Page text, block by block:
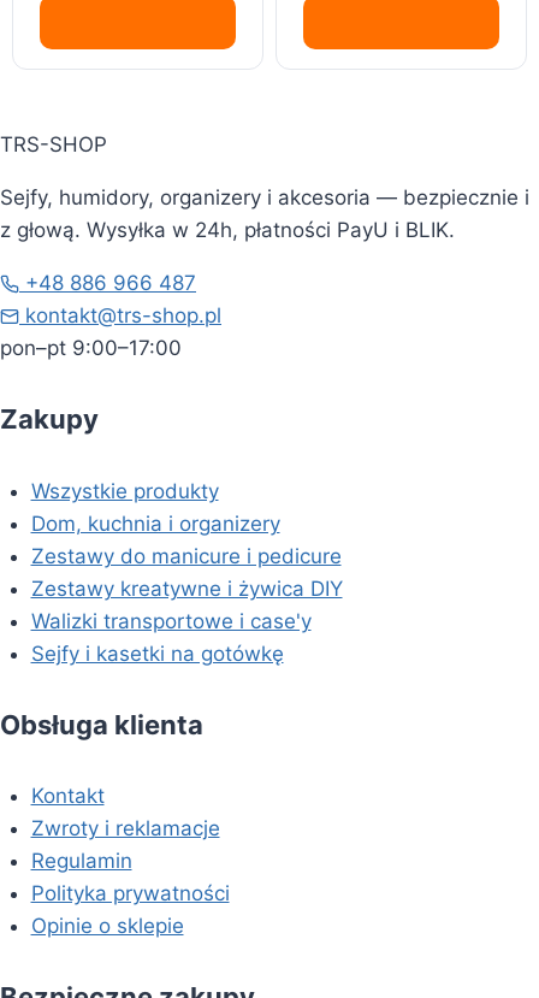
TRS-SHOP
Sejfy, humidory, organizery i akcesoria — bezpiecznie i
z głową. Wysyłka w 24h, płatności PayU i BLIK.
+48 886 966 487
kontakt@trs-shop.pl
pon–pt 9:00–17:00
Zakupy
Wszystkie produkty
Dom, kuchnia i organizery
Zestawy do manicure i pedicure
Zestawy kreatywne i żywica DIY
Walizki transportowe i case'y
Sejfy i kasetki na gotówkę
Obsługa klienta
Kontakt
Zwroty i reklamacje
Regulamin
Polityka prywatności
Opinie o sklepie